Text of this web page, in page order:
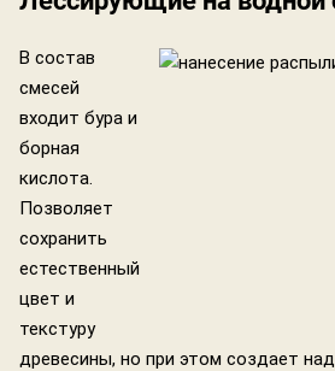
В состав
смесей
входит бура и
борная
кислота.
Позволяет
сохранить
естественный
цвет и
текстуру
древесины, но при этом создает